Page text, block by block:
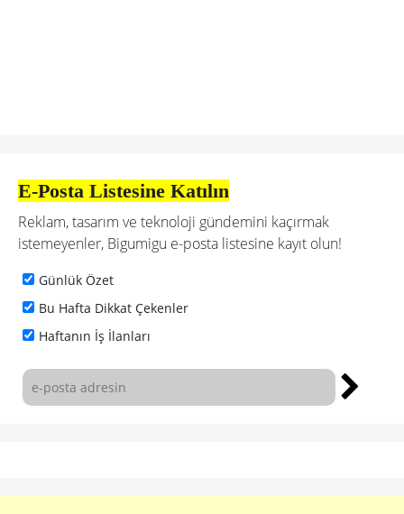
E-Posta Listesine Katılın
Reklam, tasarım ve teknoloji gündemini kaçırmak
istemeyenler, Bigumigu e-posta listesine kayıt olun!
Günlük Özet
Bu Hafta Dikkat Çekenler
Haftanın İş İlanları